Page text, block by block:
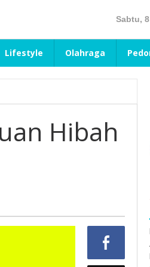
Sabtu,
Lifestyle Olahraga
Hibah